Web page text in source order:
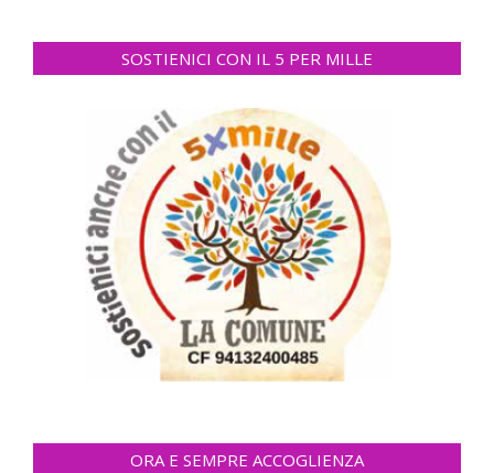
SOSTIENICI CON IL 5 PER MILLE
ORA E SEMPRE ACCOGLIENZA